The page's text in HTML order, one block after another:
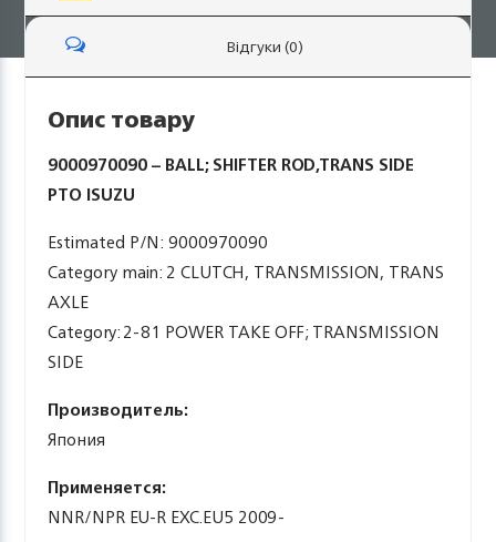
Відгуки (0)
Опис товару
9000970090 – BALL; SHIFTER ROD,TRANS SIDE
PTO ISUZU
Estimated P/N: 9000970090
Category main: 2 CLUTCH, TRANSMISSION, TRANS
AXLE
Category: 2-81 POWER TAKE OFF; TRANSMISSION
SIDE
Производитель:
Япония
Применяется:
NNR/NPR EU-R EXC.EU5 2009-